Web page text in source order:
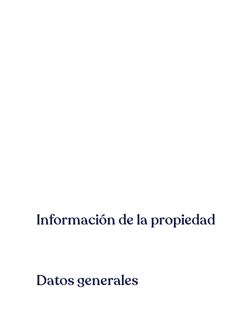
Información de la propiedad
Datos generales